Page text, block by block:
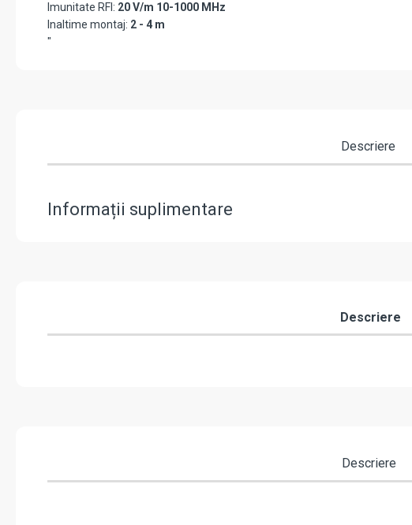
Imunitate RFI: 20 V/m 10-1000 MHz
Inaltime montaj: 2 - 4 m
"
Descriere
Informații suplimentare
Descriere
Descriere